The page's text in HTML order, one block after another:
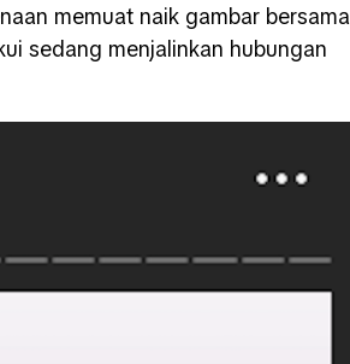
memuat naik gambar bersama
sedang menjalinkan hubungan